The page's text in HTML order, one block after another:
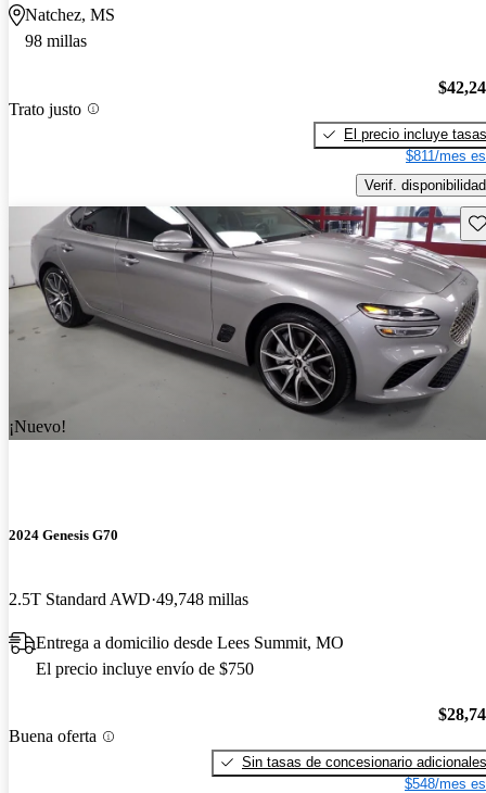
Natchez, MS
98 millas
Trato justo
El precio incluye tasas
$811/mes
Verif. disponibilidad
¡Nuevo!
2024 Genesis G70
2.5T Standard AWD 49,748 millas
Entrega a domicilio desde Lees Summit, MO
El precio incluye envío de $750
Buena oferta
Sin tasas de concesionario adicionales
$548/mes